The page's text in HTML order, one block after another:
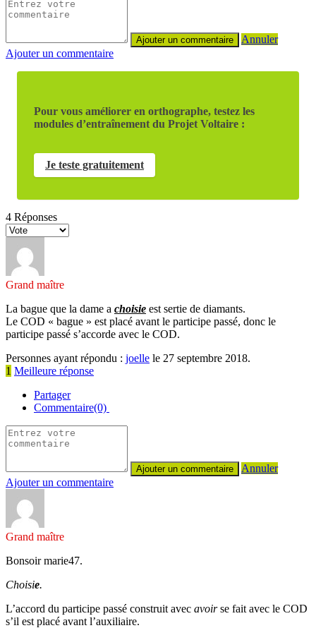
Annuler
Ajouter un commentaire
Pour vous améliorer en orthographe, testez les
modules d’entraînement du Projet Voltaire :
Je teste gratuitement
4 Réponses
Grand maître
La bague que la dame a choisie est sertie de diamants.
Le COD « bague » est placé avant le participe passé, donc le
participe passé s’accorde avec le COD.
Personnes ayant répondu : joelle le 27 septembre 2018.
1 Meilleure réponse
Partager
Commentaire(0)
Annuler
Ajouter un commentaire
Grand maître
Bonsoir marie47.
Choisie.
L’accord du participe passé construit avec avoirse fait avec le COD
s’il est placé avant l’auxiliaire.